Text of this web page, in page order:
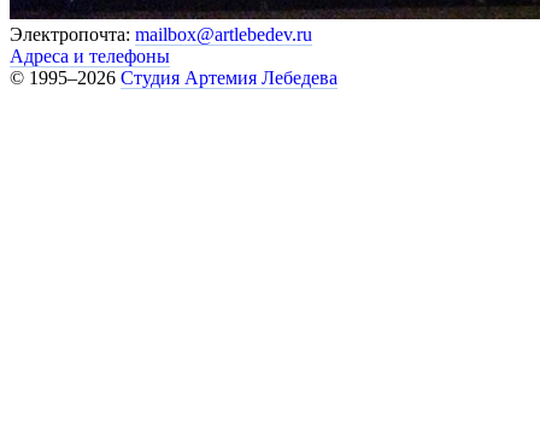
Электропочта: mailbox@artlebedev.ru
Адреса и телефоны
© 1995–2026 Студия Артемия Лебедева